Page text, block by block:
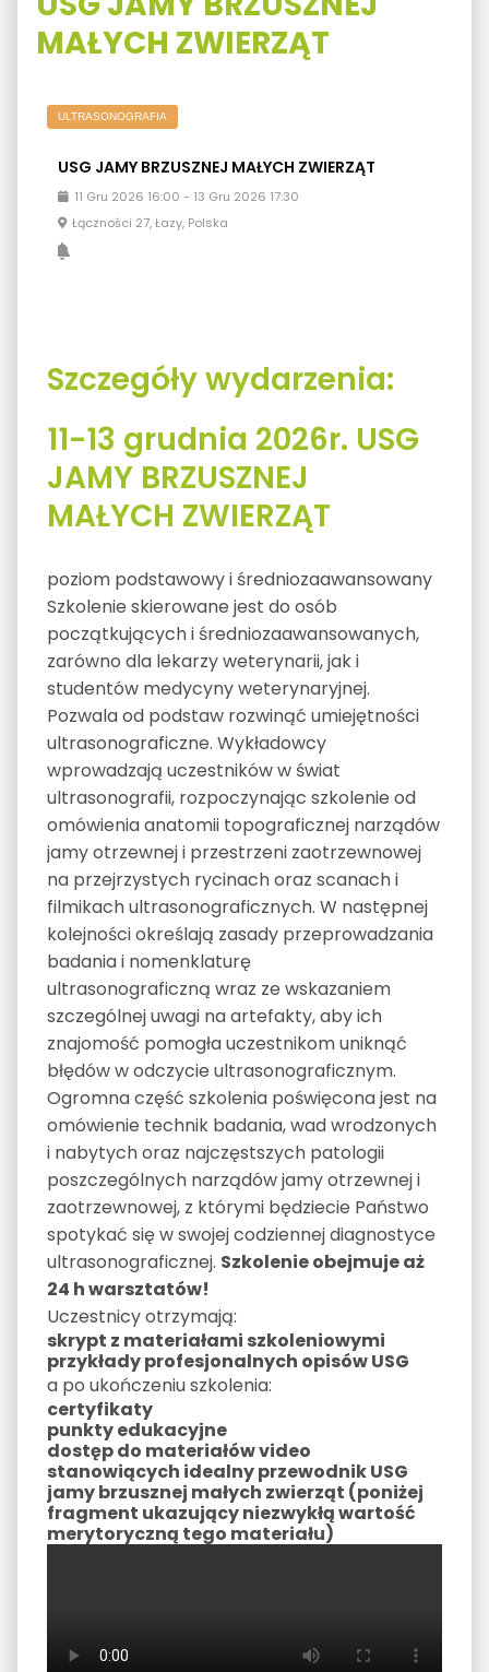
MAŁYCH ZWIERZĄT
ULTRASONOGRAFIA
USG JAMY BRZUSZNEJ MAŁYCH ZWIERZĄT
11 Gru 2026 16:00 - 13 Gru 2026 17:30
Łączności 27, Łazy, Polska
Szczegóły wydarzenia:
11-13 grudnia 2026r. USG
JAMY BRZUSZNEJ
MAŁYCH ZWIERZĄT
poziom podstawowy i średniozaawansowany
Szkolenie skierowane jest do osób
początkujących i średniozaawansowanych,
zarówno dla lekarzy weterynarii, jak i
studentów medycyny weterynaryjnej.
Pozwala od podstaw rozwinąć umiejętności
ultrasonograficzne. Wykładowcy
wprowadzają uczestników w świat
ultrasonografii, rozpoczynając szkolenie od
omówienia anatomii topograficznej narządów
jamy otrzewnej i przestrzeni zaotrzewnowej
na przejrzystych rycinach oraz scanach i
filmikach ultrasonograficznych. W następnej
kolejności określają zasady przeprowadzania
badania i nomenklaturę
ultrasonograficzną wraz ze wskazaniem
szczególnej uwagi na artefakty, aby ich
znajomość pomogła uczestnikom uniknąć
błędów w odczycie ultrasonograficznym.
Ogromna część szkolenia poświęcona jest na
omówienie technik badania, wad wrodzonych
i nabytych oraz najczęstszych patologii
poszczególnych narządów jamy otrzewnej i
zaotrzewnowej, z którymi będziecie Państwo
spotykać się w swojej codziennej diagnostyce
ultrasonograficznej. Szkolenie obejmuje aż
24 h warsztatów!
Uczestnicy otrzymają:
skrypt z materiałami szkoleniowymi
przykłady profesjonalnych opisów USG
a po ukończeniu szkolenia:
certyfikaty
punkty edukacyjne
dostęp do materiałów video
stanowiących idealny przewodnik USG
jamy brzusznej małych zwierząt (poniżej
fragment ukazujący niezwykłą wartość
merytoryczną tego materiału)